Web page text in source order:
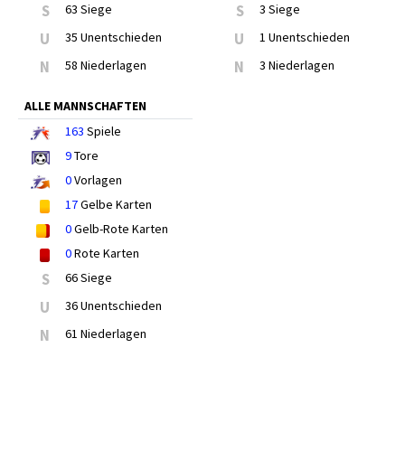
S 63 Siege
U 35 Unentschieden
N 58 Niederlagen
S 3 Siege
U 1 Unentschieden
N 3 Niederlagen
ALLE MANNSCHAFTEN
163 Spiele
9Tore
0Vorlagen
17Gelbe Karten
0Gelb-Rote Karten
0Rote Karten
S 66 Siege
U 36 Unentschieden
N 61 Niederlagen